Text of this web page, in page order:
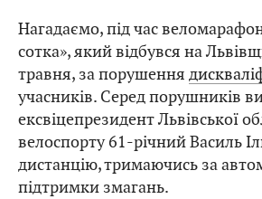
Нагадаємо, під час
сотка», який відбувся на
травня, за порушення
учасників. Серед порушників
ексвіцепрезидент Львівської
велоспорту 61-річний Василь
дистанцію, тримаючись за
підтримки змагань.